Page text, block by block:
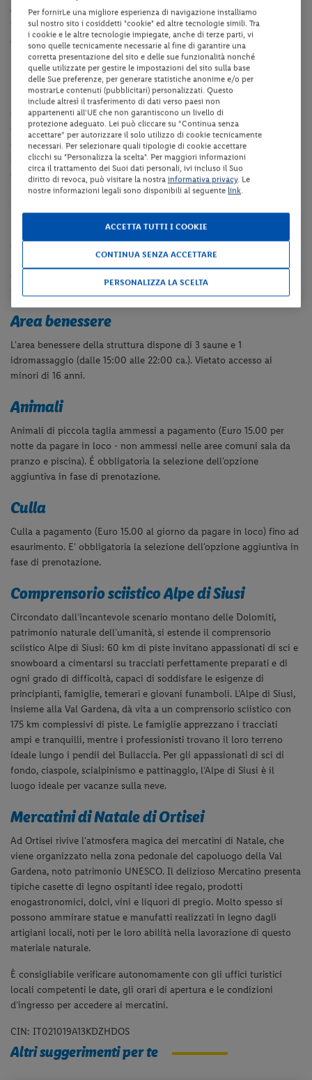
Card, che offre servizi utili (trasporti, ingressi, attività).
Per strutture in provincia di Bolzano, ti indichiamo laAlto Adige
Guest Pass, che offre servizi utili (trasporti, ingressi, attività).
Dotazioni della struttura
La struttura dispone di reception, ascensore, bar, ristorante à la
carte, collegamento internet Wi-fi in tutta la struttura, piscina
coperta, piscina scoperta riscaldata con lettini ed ombrelloni fino
ad esaurimento (non ci sono limiti d'età purchè i bambini siano
accompagnati), seggiolone su richiesta, deposito sci, garage fino
ad esaurimento, sala fitness, sala giochi.
Le camere doppie/triple dispongono di servizi privati,
asciugacapelli, telefono, TV satellitare e cassaforte.
Le camere Superior sono dotate di vista panoramica, servizi privati,
Area benessere
L'area benessere della struttura dispone di 3 saune e 1
idromassaggio (dalle 15:00 alle 22:00 ca.). Vietato accesso ai
minori di 16 anni.
Animali
Animali di piccola taglia ammessi a pagamento (Euro 15.00 per
notte da pagare in loco - non ammessi nelle aree comuni sala da
pranzo e piscina). É obbligatoria la selezione dell'opzione
aggiuntiva in fase di prenotazione.
Culla
Culla a pagamento (Euro 15.00 al giorno da pagare in loco) fino ad
esaurimento. E' obbligatoria la selezione dell'opzione aggiuntiva in
fase di prenotazione.
Comprensorio sciistico Alpe di Siusi
Circondato dall’incantevole scenario montano delle Dolomiti,
patrimonio naturale dell’umanità, si estende il comprensorio
sciistico Alpe di Siusi: 60 km di piste invitano appassionati di sci e
snowboard a cimentarsi su tracciati perfettamente preparati e di
ogni grado di difficoltà, capaci di soddisfare le esigenze di
principianti, famiglie, temerari e giovani funamboli. L’Alpe di Siusi,
insieme alla Val Gardena, dà vita a un comprensorio sciistico con
175 km complessivi di piste. Le famiglie apprezzano i tracciati
ampi e tranquilli, mentre i professionisti trovano il loro terreno
ideale lungo i pendii del Bullaccia. Per gli appassionati di sci di
fondo, ciaspole, scialpinismo e pattinaggio, l’Alpe di Siusi è il
luogo ideale per vacanze sulla neve.
Mercatini di Natale di Ortisei
Ad Ortisei rivive l'atmosfera magica dei mercatini di Natale, che
viene organizzato nella zona pedonale del capoluogo della Val
Gardena, noto patrimonio UNESCO. Il delizioso Mercatino presenta
tipiche casette di legno ospitanti idee regalo, prodotti
enogastronomici, dolci, vini e liquori di pregio. Molto spesso si
possono ammirare statue e manufatti realizzati in legno dagli
artigiani locali, noti per le loro abilità nella lavorazione di questo
materiale naturale.
È consigliabile verificare autonomamente con gli uffici turistici
locali competenti le date, gli orari di apertura e le condizioni
d’ingresso per accedere ai mercatini.
CIN: IT021019A13KDZHDOS
Altri suggerimenti per te
Per fornirLe una migliore esperienza di navigazione installiamo
sul nostro sito i cosiddetti "cookie" ed altre tecnologie simili. Tra
i cookie e le altre tecnologie impiegate, anche di terze parti, vi
sono quelle tecnicamente necessarie al fine di garantire una
corretta presentazione del sito e delle sue funzionalità nonché
quelle utilizzate per gestire le impostazioni del sito sulla base
delle Sue preferenze, per generare statistiche anonime e/o per
mostrarLe contenuti (pubblicitari) personalizzati. Questo
include altresì il trasferimento di dati verso paesi non
appartenenti all'UE che non garantiscono un livello di
protezione adeguato. Lei può cliccare su “Continua senza
accettare” per autorizzare il solo utilizzo di cookie tecnicamente
necessari. Per selezionare quali tipologie di cookie accettare
clicchi su "Personalizza la scelta". Per maggiori informazioni
circa il trattamento dei Suoi dati personali, ivi incluso il Suo
diritto di revoca, può visitare la nostra informativa privacy. Le
nostre informazioni legali sono disponibili al seguente link.
ACCETTA TUTTI I COOKIE
CONTINUA SENZA ACCETTARE
PERSONALIZZA LA SCELTA